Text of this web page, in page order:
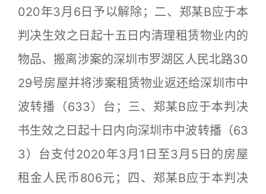
020年3月6日予以解除；二、郑某B应于本
判决生效之日起十五日内清理租赁物业内的
物品、搬离涉案的深圳市罗湖区人民北路30
29号房屋并将涉案租赁物业返还给深圳市中
波转播（633）台；三、郑某B应于本判决
书生效之日起十日内向深圳市中波转播（63
3）台支付2020年3月1日至3月5日的房屋
租金人民币806元；四、郑某B应于本判决